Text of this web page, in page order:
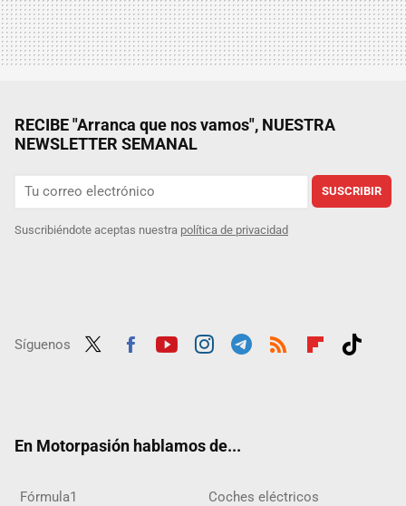
RECIBE "Arranca que nos vamos", NUESTRA
NEWSLETTER SEMANAL
SUSCRIBIR
Suscribiéndote aceptas nuestra política de privacidad
Síguenos
En Motorpasión hablamos de...
Fórmula1 Coches eléctricos